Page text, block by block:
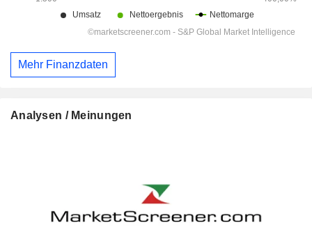
Mehr Finanzdaten
Analysen / Meinungen